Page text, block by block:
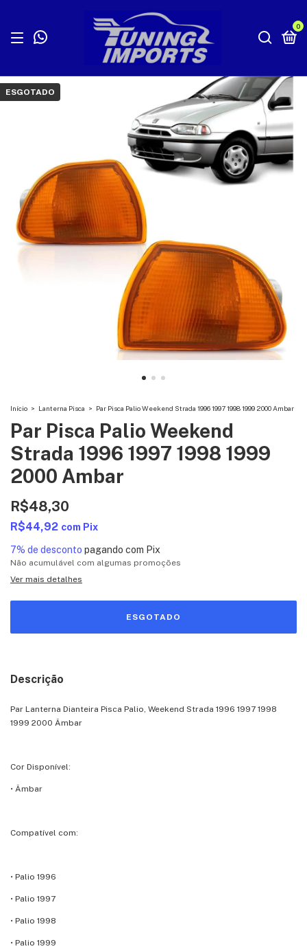
0
ESGOTADO
Início > Lanterna Pisca > Par Pisca Palio Weekend Strada 1996 1997 1998 1999 2000 Ambar
Par Pisca Palio Weekend
Strada 1996 1997 1998 1999
2000 Ambar
R$48,30
R$44,92 com Pix
7% de desconto pagando com Pix
Não acumulável com algumas promoções
Ver mais detalhes
Descrição
Par Lanterna Dianteira Pisca Palio, Weekend Strada 1996 1997 1998
1999 2000 Âmbar
Cor Disponível:
• Âmbar
Compatível com:
• Palio 1996
• Palio 1997
• Palio 1998
• Palio 1999